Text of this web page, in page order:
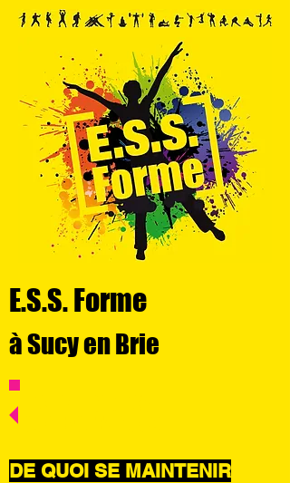
E.S.S. Forme
à Sucy en Brie
DE QUOI SE MAINTENIR